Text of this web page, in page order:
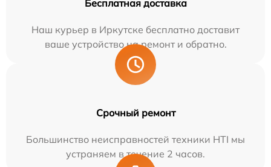
Бесплатная доставка
Наш курьер в Иркутске бесплатно доставит
ваше устройство на ремонт и обратно.
Срочный ремонт
Большинство неисправностей техники HTI мы
устраняем в течение 2 часов.